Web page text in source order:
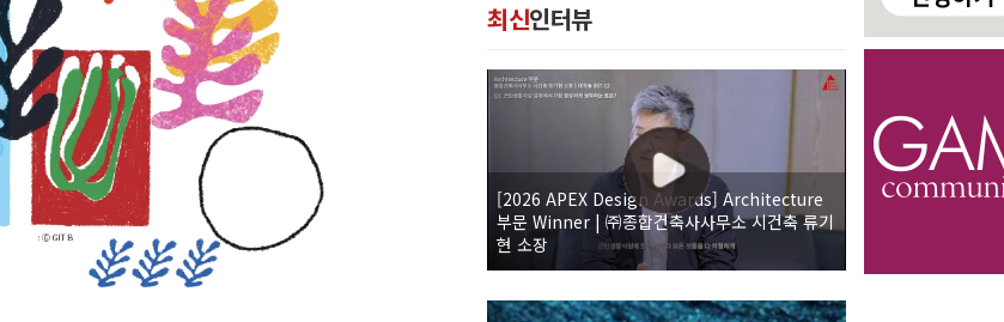
최신인터뷰
[2026 APEX Design Awards] Architecture
부문 Winner | ㈜종합건축사사무소 시건축 류기
현 소장